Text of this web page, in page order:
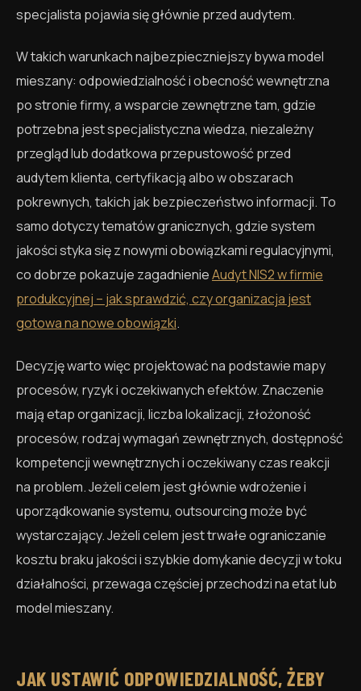
specjalista pojawia się głównie przed audytem.
W takich warunkach najbezpieczniejszy bywa model
mieszany: odpowiedzialność i obecność wewnętrzna
po stronie firmy, a wsparcie zewnętrzne tam, gdzie
potrzebna jest specjalistyczna wiedza, niezależny
przegląd lub dodatkowa przepustowość przed
audytem klienta, certyfikacją albo w obszarach
pokrewnych, takich jak bezpieczeństwo informacji. To
samo dotyczy tematów granicznych, gdzie system
jakości styka się z nowymi obowiązkami regulacyjnymi,
co dobrze pokazuje zagadnienieAudyt NIS2 w firmie
produkcyjnej – jak sprawdzić, czy organizacja jest
gotowa na nowe obowiązki.
Decyzję warto więc projektować na podstawie mapy
procesów, ryzyk i oczekiwanych efektów. Znaczenie
mają etap organizacji, liczba lokalizacji, złożoność
procesów, rodzaj wymagań zewnętrznych, dostępność
kompetencji wewnętrznych i oczekiwany czas reakcji
na problem. Jeżeli celem jest głównie wdrożenie i
uporządkowanie systemu, outsourcing może być
wystarczający. Jeżeli celem jest trwałe ograniczanie
kosztu braku jakości i szybkie domykanie decyzji w toku
działalności, przewaga częściej przechodzi na etat lub
model mieszany.
JAK USTAWIĆ ODPOWIEDZIALNOŚĆ, ŻEBY